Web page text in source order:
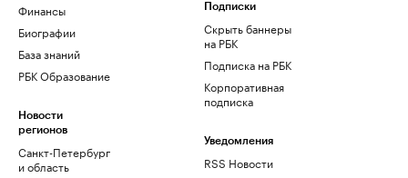
Финансы
Биографии
База знаний
РБК Образование
Новости
регионов
Санкт-Петербург
и область
Подписки
Скрыть баннеры
на РБК
Подписка на РБК
Корпоративная
подписка
Уведомления
RSS Новости